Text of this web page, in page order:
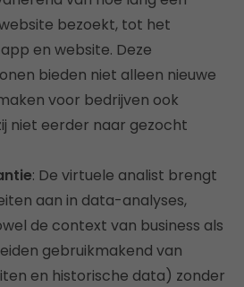
bezoekt, tot het
en website. Deze
bieden niet alleen nieuwe
voor bedrijven ook
niet eerder naar gezocht
: De virtuele analist brengt
aan in data-analyses,
de context van business als
gebruikmakend van
en historische data) zonder